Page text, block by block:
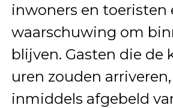
inwoners en toeristen
waarschuwing om
blijven. Gasten die de
uren zouden
inmiddels afgebeld